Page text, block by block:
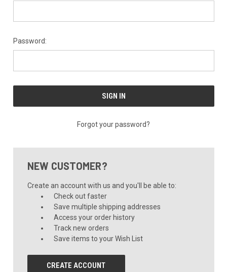
Password:
Forgot your password?
NEW CUSTOMER?
Create an account with us and you'll be able to:
Check out faster
Save multiple shipping addresses
Access your order history
Track new orders
Save items to your Wish List
CREATE ACCOUNT